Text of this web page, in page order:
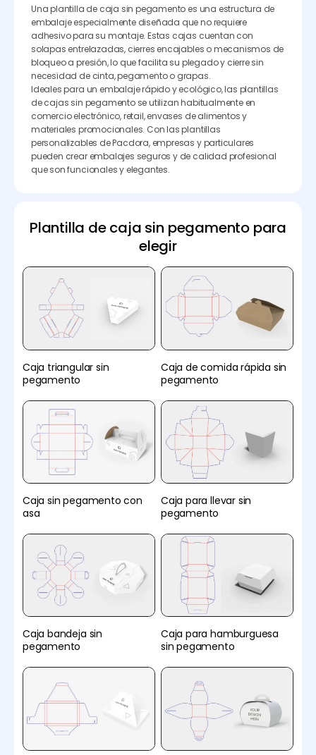
Una plantilla de caja sin pegamento es una estructura de
embalaje especialmente diseñada que no requiere
adhesivo para su montaje. Estas cajas cuentan con
solapas entrelazadas, cierres encajables o mecanismos de
bloqueo a presión, lo que facilita su plegado y cierre sin
necesidad de cinta, pegamento o grapas.
Ideales para un embalaje rápido y ecológico, las plantillas
de cajas sin pegamento se utilizan habitualmente en
comercio electrónico, retail, envases de alimentos y
materiales promocionales. Con las plantillas
personalizables de Pacdora, empresas y particulares
pueden crear embalajes seguros y de calidad profesional
que son funcionales y elegantes.
Plantilla de caja sin pegamento para
elegir
Caja triangular sin
pegamento
Caja de comida rápida sin
pegamento
Caja sin pegamento con
asa
Caja para llevar sin
pegamento
Caja bandeja sin
pegamento
Caja para hamburguesa
sin pegamento